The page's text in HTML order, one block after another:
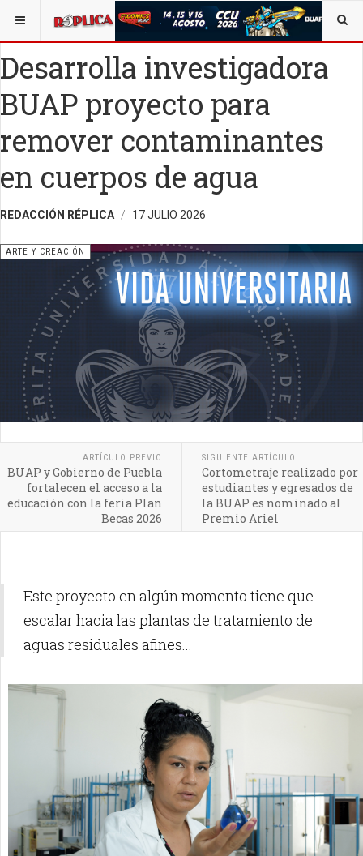
ESTÁ AQUÍ: ARTE
Desarrolla investigadora
BUAP proyecto para
remover contaminantes
en cuerpos de agua
REDACCIÓN RÉPLICA 17 JULIO 2026
ARTE Y CREACIÓN
ARTÍCULO PREVIO
BUAP y Gobierno de Puebla
fortalecen el acceso a la
educación con la feria Plan
Becas 2026
SIGUIENTE ARTÍCULO
Cortometraje realizado por
estudiantes y egresados de
la BUAP es nominado al
Premio Ariel
Este proyecto en algún momento tiene que
escalar hacia las plantas de tratamiento de
aguas residuales afines...